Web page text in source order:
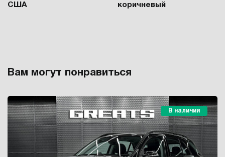
США коричневый
Вам могут понравиться
В наличии